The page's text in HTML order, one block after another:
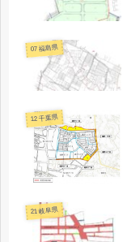
07 福島県
12 千葉県
21 岐阜県